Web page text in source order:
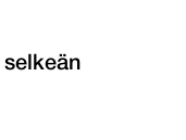
selkeän